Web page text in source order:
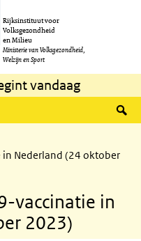
Rijksinstituut voor
Volksgezondheid
en Milieu
Ministerie van Volksgezondheid,
Welzijn en Sport
vandaag
in Nederland (24 oktober
vaccinatie in
2023)